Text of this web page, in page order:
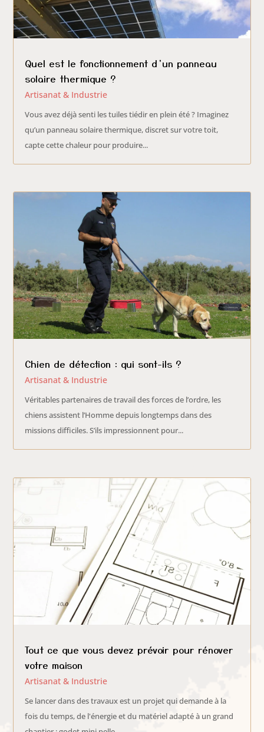
Quel est le fonctionnement d’un panneau
solaire thermique ?
Artisanat & Industrie
Vous avez déjà senti les tuiles tiédir en plein été ? Imaginez
qu’un panneau solaire thermique, discret sur votre toit,
capte cette chaleur pour produire...
Chien de détection : qui sont-ils ?
Artisanat & Industrie
Véritables partenaires de travail des forces de l’ordre, les
chiens assistent l’Homme depuis longtemps dans des
missions difficiles. S’ils impressionnent pour...
Tout ce que vous devez prévoir pour rénover
votre maison
Artisanat & Industrie
Se lancer dans des travaux est un projet qui demande à la
fois du temps, de l'énergie et du matériel adapté à un grand